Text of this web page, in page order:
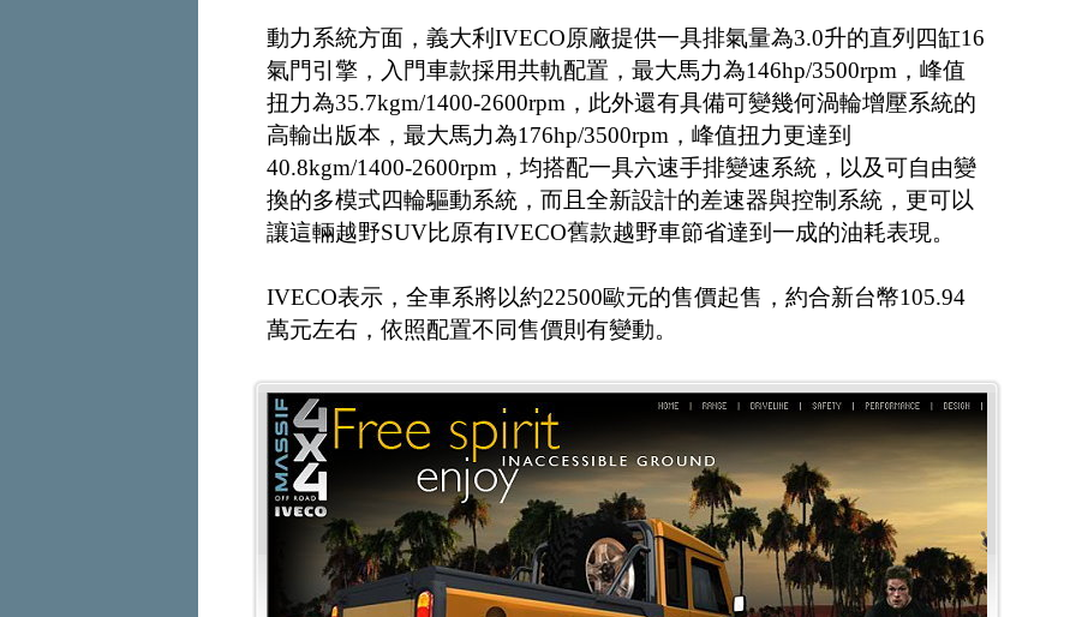
動力系統方面，義大利IVECO原廠提供一具排氣量為3.0升的直列四缸16
氣門引擎，入門車款採用共軌配置，最大馬力為146hp/3500rpm，峰值
扭力為35.7kgm/1400-2600rpm，此外還有具備可變幾何渦輪增壓系統的
高輸出版本，最大馬力為176hp/3500rpm，峰值扭力更達到
40.8kgm/1400-2600rpm，均搭配一具六速手排變速系統，以及可自由變
換的多模式四輪驅動系統，而且全新設計的差速器與控制系統，更可以
讓這輛越野SUV比原有IVECO舊款越野車節省達到一成的油耗表現。
IVECO表示，全車系將以約22500歐元的售價起售，約合新台幣105.94
萬元左右，依照配置不同售價則有變動。